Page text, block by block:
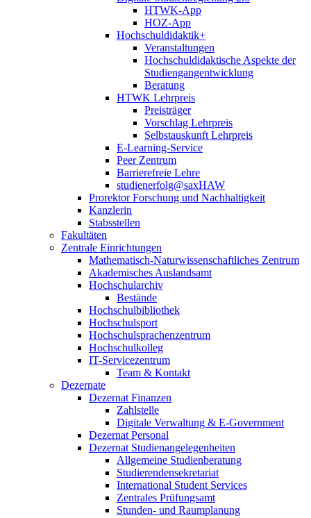
HTWK-App
HOZ-App
Hochschuldidaktik+
Veranstaltungen
Hochschuldidaktische Aspekte der
Studiengangentwicklung
Beratung
HTWK Lehrpreis
Preisträger
Vorschlag Lehrpreis
Selbstauskunft Lehrpreis
E-Learning-Service
Peer Zentrum
Barrierefreie Lehre
studienerfolg@saxHAW
Prorektor Forschung und Nachhaltigkeit
Kanzlerin
Stabsstellen
Fakultäten
Zentrale Einrichtungen
Mathematisch-Naturwissenschaftliches Zentrum
Akademisches Auslandsamt
Hochschularchiv
Bestände
Hochschulbibliothek
Hochschulsport
Hochschulsprachenzentrum
Hochschulkolleg
IT-Servicezentrum
Team & Kontakt
Dezernate
Dezernat Finanzen
Zahlstelle
Digitale Verwaltung & E-Government
Dezernat Personal
Dezernat Studienangelegenheiten
Allgemeine Studienberatung
Studierendensekretariat
International Student Services
Zentrales Prüfungsamt
Stunden- und Raumplanung